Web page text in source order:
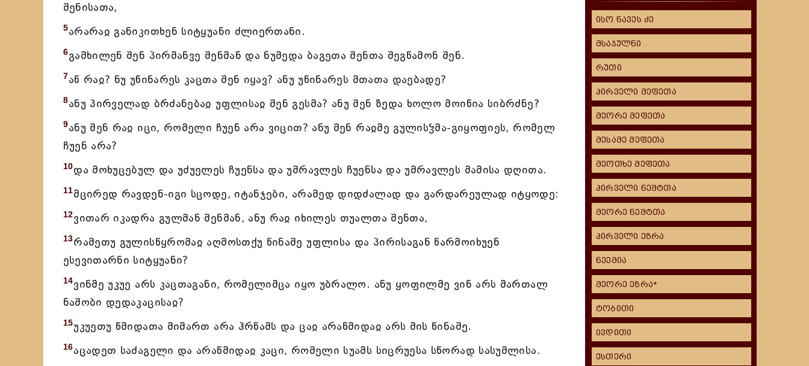
შენისათა,
5არარაჲ განიკითხენ სიტყუანი ძლიერთანი.
6გამხილენ შენ პირმანვე შენმან და ნუმედა ბაგეთა შენთა შეგწამონ შენ.
7აწ რაჲ? ნუ უწინარეს კაცთა შენ იყავ? ანუ უწინარეს მთათა დაებადე?
8ანუ პირველად ბრძანებაჲ უფლისაჲ შენ გესმა? ანუ შენ ზედა ხოლო მოიწია სიბრძნე?
9ანუ შენ რაჲ იცი, რომელი ჩუენ არა ვიცით? ანუ შენ რაჲმე გულისჴმა-გიყოფიეს, რომელ
ჩუენ არა?
10და მოხუცებულ და უძუელეს ჩუენსა და უმრავლეს ჩუენსა და უმრავლეს მამისა დღითა.
11მცირედ რავდენ-იგი სცოდე, იტანჯები, არამედ დიდძალად და გარდარეულად იტყოდე:
12ვითარ იკადრა გულმან შენმან, ანუ რაჲ იხილეს თუალთა შენთა,
13რამეთუ გულისწყრომაჲ აღმოსთქუ წინაშე უფლისა და პირისაგან წარმოიხუენ
ესევითარნი სიტყუანი?
14ვინმე უკუე არს კაცთაგანი, რომელიმცა იყო უბრალო. ანუ ყოფილმე ვინ არს მართალ
ნაშობი დედაკაცისაჲ?
15უკუეთუ წმიდათა მიმართ არა ჰრწამს და ცაჲ არაწმიდაჲ არს მის წინაშე.
16აცადეთ საძაგელი და არაწმიდაჲ კაცი, რომელი სუამს სიცრუესა სწორად სასუმლისა.
ისო ნავეს ძე
მსაჯულნი
რუთი
პირველი მეფეთა
მეორე მეფეთა
მესამე მეფეთა
მეოთხე მეფეთა
პირველი ნეშტთა
მეორე ნეშტთა
პირველი ეზრა
ნეემია
მეორე ეზრა*
ტობითი
ივდითი
ესთერი